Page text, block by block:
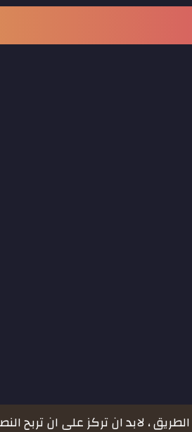
، لابد ان تركز على ان تربح